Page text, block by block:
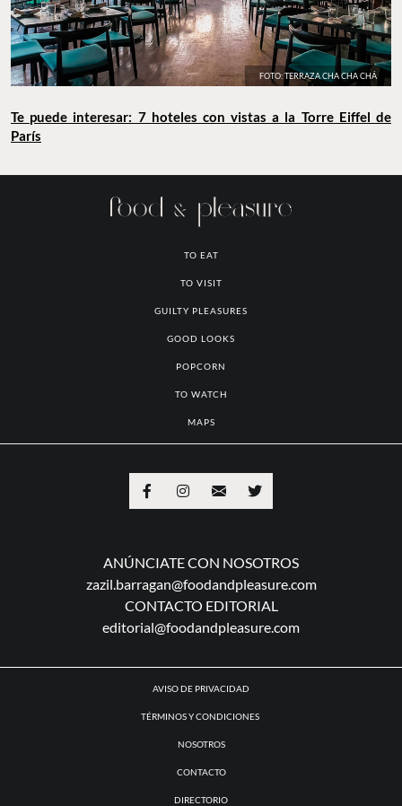
FOTO: TERRAZA CHA CHA CHÁ
Te puede interesar: 7 hoteles con vistas a la Torre Eiffel de
París
TO EAT
TO VISIT
GUILTY PLEASURES
GOOD LOOKS
POPCORN
TO WATCH
MAPS
ANÚNCIATE CON NOSOTROS
zazil.barragan@foodandpleasure.com
CONTACTO EDITORIAL
editorial@foodandpleasure.com
AVISO DE PRIVACIDAD
TÉRMINOS Y CONDICIONES
NOSOTROS
CONTACTO
DIRECTORIO